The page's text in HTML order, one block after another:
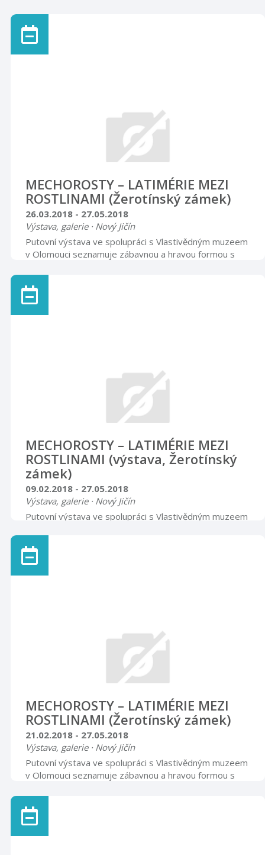
Zdeňka Buriana (paní Vraspírová) – každý vystupující
má přednostně nárok na 2 vstupenky. Doprodej
vstupenek proběhne od 18. 5. 2018 od 17.00 hodin v
MECHOROSTY – LATIMÉRIE MEZI
ROSTLINAMI (Žerotínský zámek)
26.03.2018 - 27.05.2018
Výstava, galerie · Nový Jičín
Putovní výstava ve spolupráci s Vlastivědným muzeem
v Olomouci seznamuje zábavnou a hravou formou s
sál neděle 15. dubna 2018, 15.00 hodin
MECHOROSTY – LATIMÉRIE MEZI
ROSTLINAMI (výstava, Žerotínský
zámek)
09.02.2018 - 27.05.2018
Výstava, galerie · Nový Jičín
Putovní výstava ve spolupráci s Vlastivědným muzeem
mikrofotografie mechorostů Štěpána Kovala. Vernisáž
výstavy se uskuteční 8. února 2018 v 17.00 hodin.
Rytířský sál Otevírací doba úterý – pátek 8.00 – 12.00
MECHOROSTY – LATIMÉRIE MEZI
ROSTLINAMI (Žerotínský zámek)
21.02.2018 - 27.05.2018
Výstava, galerie · Nový Jičín
Putovní výstava ve spolupráci s Vlastivědným muzeem
v Olomouci seznamuje zábavnou a hravou formou s
sál